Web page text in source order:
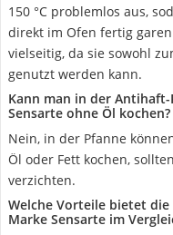
150 °C problemlos aus,
direkt im Ofen fertig
vielseitig, da sie sowohl
genutzt werden kann.
Kann man in der Antihaft-
Sensarte ohne Öl kochen?
Nein, in der Pfanne
Öl oder Fett kochen,
verzichten.
Welche Vorteile bietet die
Marke Sensarte im